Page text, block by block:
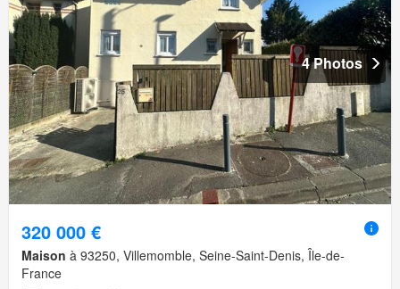
4 Photos
320 000 €
Maison à 93250, Villemomble, Seine-Saint-Denis, Île-de-
France